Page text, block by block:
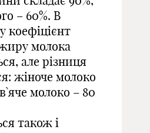
– 60%. В
коефіцієнт
молока
але різниця
жіноче молоко
молоко – 80
також і